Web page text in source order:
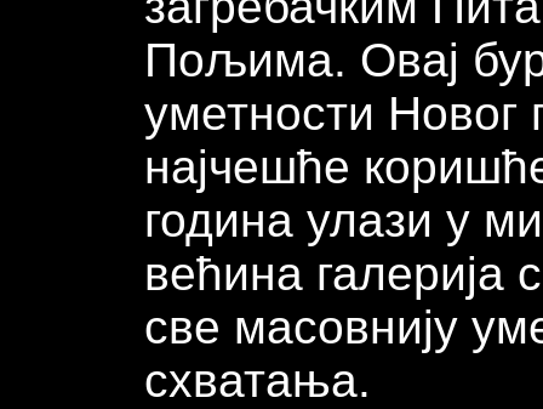
Пољима. Овај
уметности Новог
најчешће
година улази у
већина галерија
све масовнију
схватања.